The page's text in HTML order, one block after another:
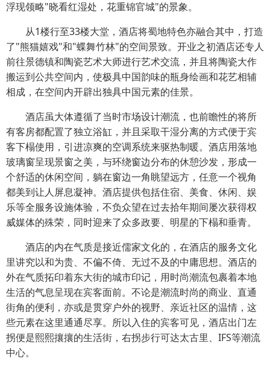
浮现领略"晓看红湿处，花重锦官城"的景象。
从1楼行至33楼大堂，酒店将蜀地特色亦融合其中，打造
了"熊猫嬉戏"和"蝶舞竹林"的空间景致。开业之初酒店还专人
前往景德镇和陶瓷艺术大师进行艺术交流，并且将陶瓷大作
搬运到公共空间内，使极具中国韵味的瓶身绘画和花艺相辅
相成，在空间内开辟出独具中国元素的佳景。
酒店虽大体遵循了当时市场设计潮流，也前瞻性的将所
有客房都配置了独立浴缸，并且采取干湿分离的方式便于宾
客下榻使用，引进凉爽的空调系统来驱热制暖。酒店用落地
玻璃窗呈现景窗之美，与环绕窗边分布的休憩沙发，形成一
个舒适的休闲空间，躺在窗边一角眺望远方，任意一个视角
都美到让人屏息凝神。酒店提供包括住宿、美食、休闲、娱
乐等全服务设施体验，不负众望在过去拾年期间屡次获得权
威媒体的殊荣，同时迎来了众多政要、明星的下榻和垂青。
酒店的内在气质是接近儒家文化的，在酒店的服务文化
里讲究以和为贵、不偏不倚、无过不及的中庸思想。酒店的
外在气质拓印着东大街的城市印记，用时尚潮流包裹着本地
生活的气息呈现在宾客面前。不论是潮流时尚的商业、直通
街角的便利，亦或是贯穿户外的视野、亲近社区的温情，这
些元素在这里通通尽享。所以入住的宾客可见，酒店出门左
拐便是熙熙攘攘的生活街，右拐步行可达太古里、IFS等潮流
中心。